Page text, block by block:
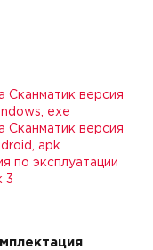
Сканматик версия
exe
Сканматик версия
apk
по эксплуатации
3